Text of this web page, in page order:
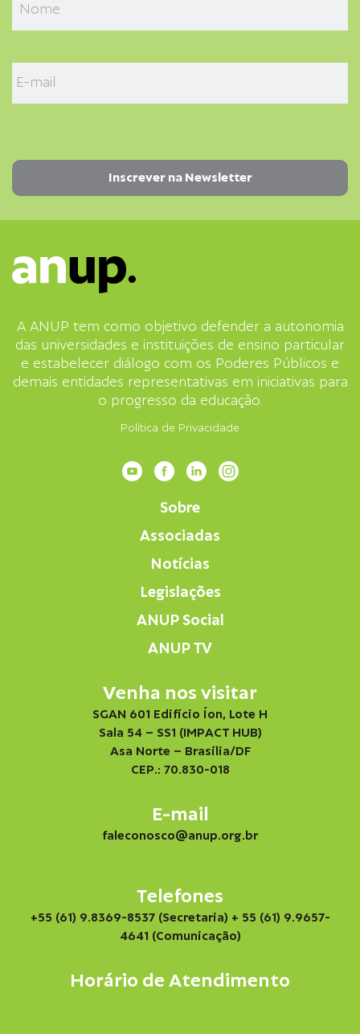
A ANUP tem como objetivo defender a autonomia
das universidades e instituições de ensino particular
e estabelecer diálogo com os Poderes Públicos e
demais entidades representativas em iniciativas para
o progresso da educação.
Política de Privacidade
Sobre
Associadas
Notícias
Legislações
ANUP Social
ANUP TV
Venha nos visitar
SGAN 601 Edifício Íon, Lote H
Sala 54 – SS1 (IMPACT HUB)
Asa Norte – Brasília/DF
CEP.: 70.830-018
E-mail
faleconosco@anup.org.br
Telefones
+55 (61) 9.8369-8537 (Secretaria) + 55 (61) 9.9657-
4641 (Comunicação)
Horário de Atendimento